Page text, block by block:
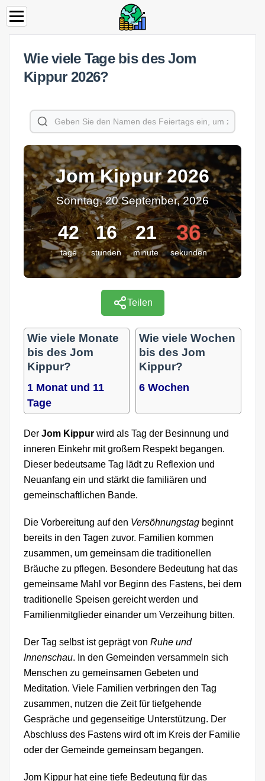
Wie viele Tage bis des Jom
Kippur 2026?
Jom Kippur 2026
Sonntag, 20 September, 2026
42
tage
16
stunden
21
minute
36
sekunden
Teilen
Wie viele Monate
bis des Jom
Kippur?
1 Monat und 11
Tage
Wie viele Wochen
bis des Jom
Kippur?
6 Wochen
Der Jom Kippur wird als Tag der Besinnung und
inneren Einkehr mit großem Respekt begangen.
Dieser bedeutsame Tag lädt zu Reflexion und
Neuanfang ein und stärkt die familiären und
gemeinschaftlichen Bande.
Die Vorbereitung auf den Versöhnungstag beginnt
bereits in den Tagen zuvor. Familien kommen
zusammen, um gemeinsam die traditionellen
Bräuche zu pflegen. Besondere Bedeutung hat das
gemeinsame Mahl vor Beginn des Fastens, bei dem
traditionelle Speisen gereicht werden und
Familienmitglieder einander um Verzeihung bitten.
Der Tag selbst ist geprägt von Ruhe und
Innenschau. In den Gemeinden versammeln sich
Menschen zu gemeinsamen Gebeten und
Meditation. Viele Familien verbringen den Tag
zusammen, nutzen die Zeit für tiefgehende
Gespräche und gegenseitige Unterstützung. Der
Abschluss des Fastens wird oft im Kreis der Familie
oder der Gemeinde gemeinsam begangen.
Jom Kippur hat eine tiefe Bedeutung für das